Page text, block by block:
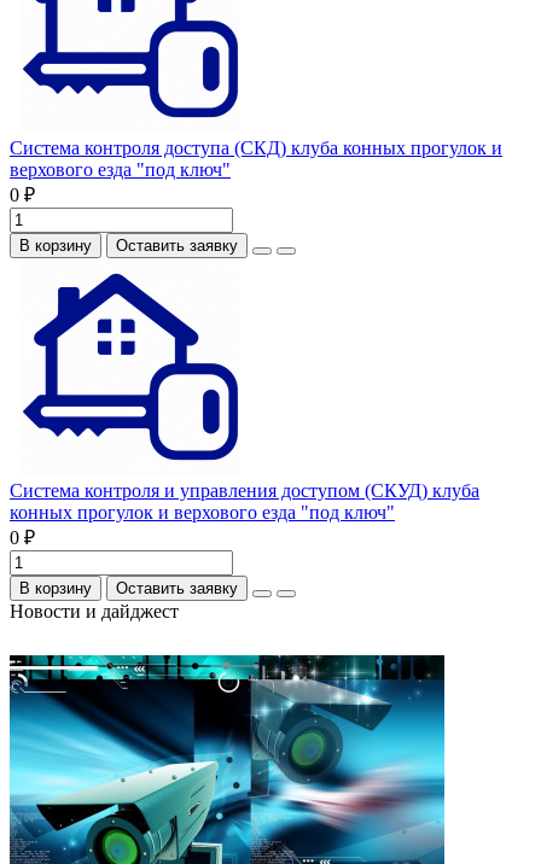
Система контроля доступа (СКД) клуба конных прогулок и
верхового езда "под ключ"
0 ₽
В корзину Оставить заявку
Система контроля и управления доступом (СКУД) клуба
конных прогулок и верхового езда "под ключ"
0 ₽
В корзину Оставить заявку
Новости и дайджест